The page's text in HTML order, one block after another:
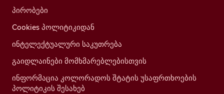
პირობები
Cookies პოლიტიკიდან
ინტელექტუალური საკუთრება
გაიდლაინები მომხმარებლებისთვის
ინფორმაცია კოლორადოს შტატის უსაფრთხოების
პოლიტიკის შესახებ